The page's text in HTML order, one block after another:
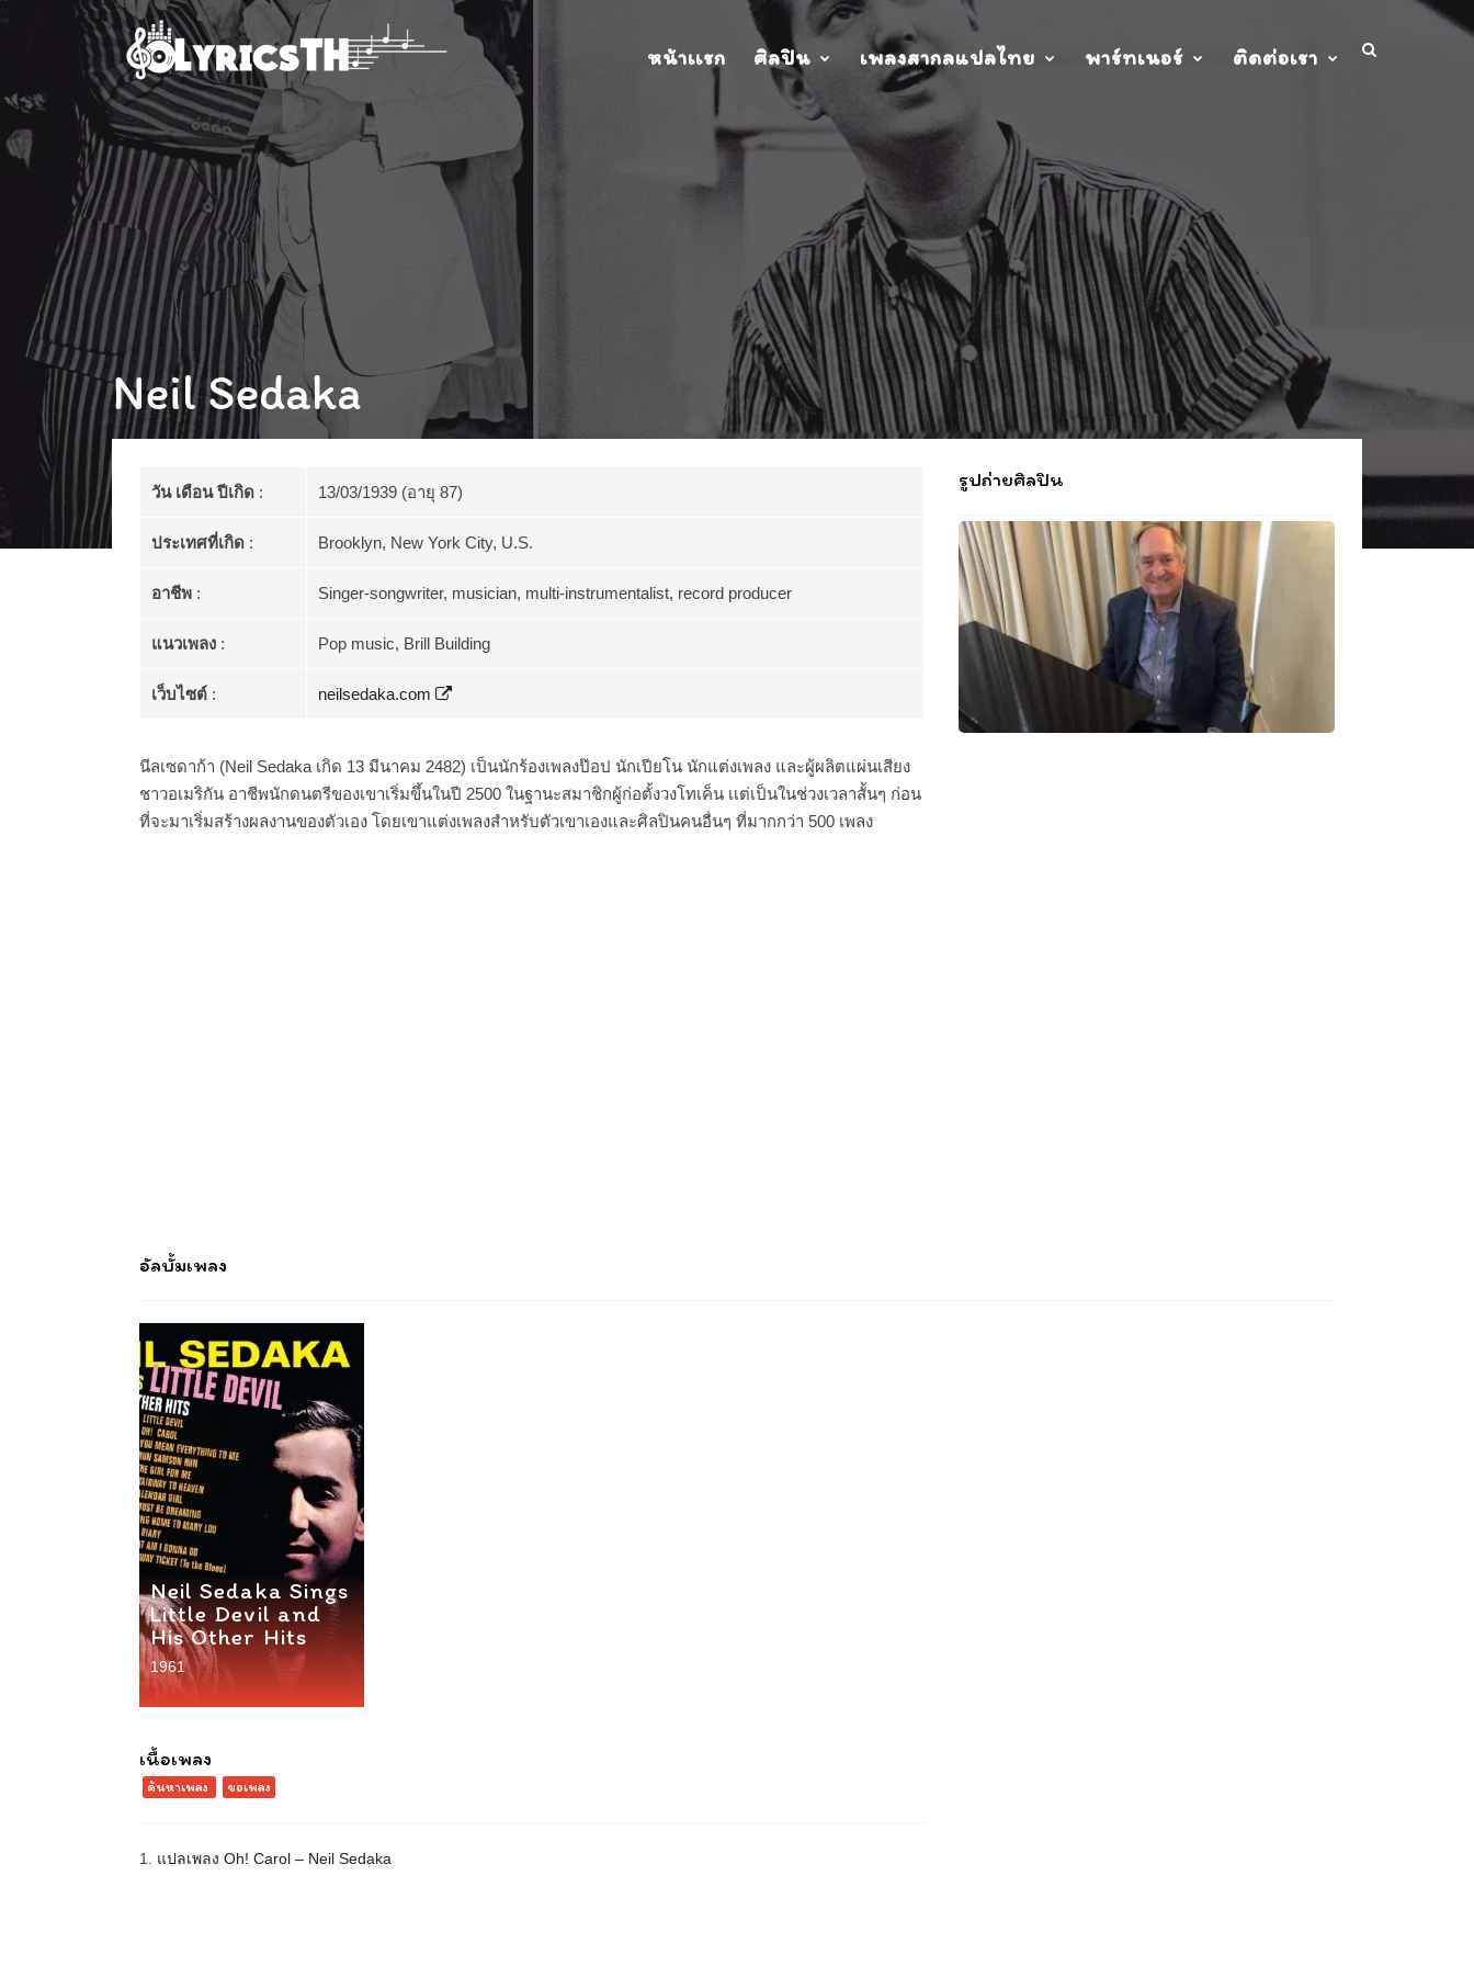
หน้าเเรก ศิลปิน เพลงสากลแปลไทย พาร์ทเนอร์ ติดต่อเรา
Neil Sedaka
วัน เดือน ปีเกิด : 13/03/1939 (อายุ 87)
ประเทศที่เกิด : Brooklyn, New York City, U.S.
อาชีพ : Singer-songwriter, musician, multi-instrumentalist, record producer
แนวเพลง : Pop music, Brill Building
เว็บไซต์ : neilsedaka.com
นีลเซดาก้า (Neil Sedaka เกิด 13 มีนาคม 2482) เป็นนักร้องเพลงป๊อป นักเปียโน นักแต่งเพลง และผู้ผลิตแผ่นเสียง
ชาวอเมริกัน อาชีพนักดนตรีของเขาเริ่มขึ้นในปี 2500 ในฐานะสมาชิกผู้ก่อตั้งวงโทเค็น เเต่เป็นในช่วงเวลาสั้นๆ ก่อน
ที่จะมาเริ่มสร้างผลงานของตัวเอง โดยเขาแต่งเพลงสำหรับตัวเขาเองและศิลปินคนอื่นๆ ที่มากกว่า 500 เพลง
รูปถ่ายศิลปิน
อัลบั้มเพลง
Neil Sedaka Sings
Little Devil and
His Other Hits
1961
เนื้อเพลง
ค้นหาเพลง ขอเพลง
1. แปลเพลง Oh! Carol – Neil Sedaka